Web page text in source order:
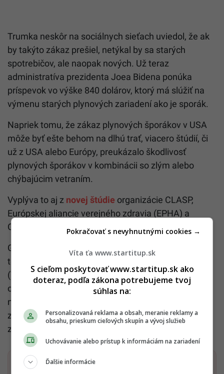
Trumka neskôr na sociálnych sieťach uviedol, že ak
by takýto zákaz prešiel, netýkal by sa starých
spotrebičov, ale naopak nových. Už teraz
administratíva prezidenta Joea Bidena ponúka
príspevok vo výške 840 dolárov, ktorý má slúžiť na
výmenu starých plynových zariadení ako je sporák.
Napriek tomu, že zákaz plynových šporákov v USA
môže byť ešte behom na dlhú trať, viacero štúdií, či
už z USA alebo Európy, preukázalo škodlivosť
plynových šporákov v kombinácii so zlým alebo
chýbajúcim vetraním.
Vyplýva to aj z novej štúdie organizácie CLASP,
Európskej aliancie verejného zdravia (EPHA) a
Organizácie pre aplikovaný vedecký výskum (TNO).
Greenpeace Slovensko upozorňuje, že laboratórne
testy Organizácie pre aplikovaný vedecký výskum
(TNO) odhalili, že plynové varné dosky produkujú
okrem iného aj oxid uhoľnatý, oxid uhličitý a
nespálený metán, ultrajemné častice a iné
znečisťujúce látky, ktoré môžu spôsobiť vážne
zdravotné problémy najmä u detí.
Dostaň Startitup do svojich Google odporúčaní
Víta ťa www.startitup.sk
S cieľom poskytovať www.startitup.sk ako
doteraz, podľa zákona potrebujeme tvoj
súhlas na:
Personalizovaná reklama a obsah, meranie reklamy a
obsahu, prieskum cieľových skupín a vývoj služieb
Uchovávanie alebo prístup k informáciám na zariadení
Ďalšie informácie
Pokračovať s nevyhnutnými cookies →